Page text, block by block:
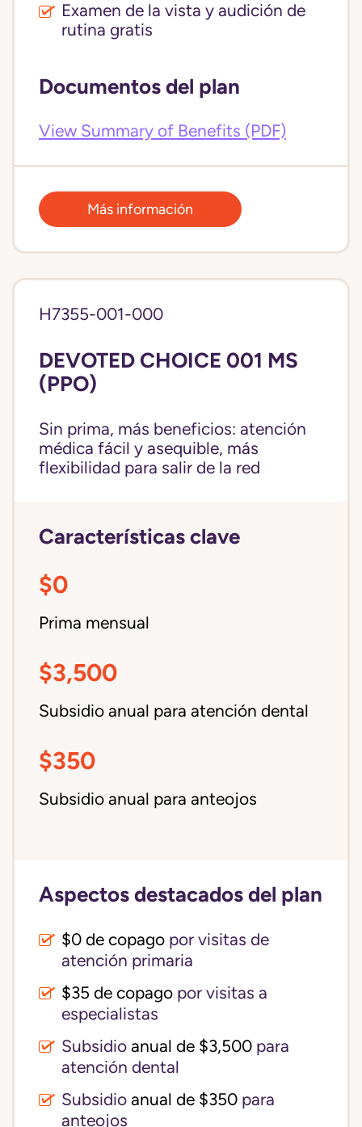
Examen de la vista y audición de
rutina gratis
Documentos del plan
View Summary of Benefits (PDF)
Más información
H7355-001-000
DEVOTED CHOICE 001 MS
(PPO)
Sin prima, más beneficios: atención
médica fácil y asequible, más
flexibilidad para salir de la red
Características clave
$0
Prima mensual
$3,500
Subsidio anual para atención dental
$350
Subsidio anual para anteojos
Aspectos destacados del plan
$0 de copago por visitas de
atención primaria
$35 de copago por visitas a
especialistas
Subsidio anual de $3,500 para
atención dental
Subsidio anual de $350 para
anteojos